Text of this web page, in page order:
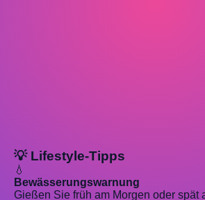
💡 Lifestyle-Tipps
💧
Bewässerungswarnung
Gießen Sie früh am Morgen oder spät